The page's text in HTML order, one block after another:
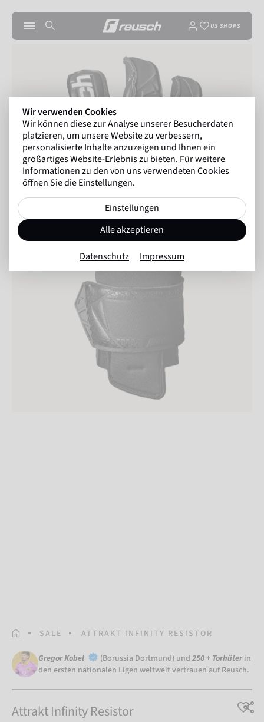
US SHOPS
STARTSEITE
SALE ATTRAKT INFINITY RESISTOR
Gregor Kobel (Borussia Dortmund) und 250 + Torhüter in
den ersten nationalen Ligen weltweit vertrauen auf Reusch.
Attrakt Infinity Resistor
Wir verwenden Cookies
Wir können diese zur Analyse unserer Besucherdaten
platzieren, um unsere Website zu verbessern,
personalisierte Inhalte anzuzeigen und Ihnen ein
großartiges Website-Erlebnis zu bieten. Für weitere
Informationen zu den von uns verwendeten Cookies
öffnen Sie die Einstellungen.
Einstellungen
Alle akzeptieren
Datenschutz Impressum